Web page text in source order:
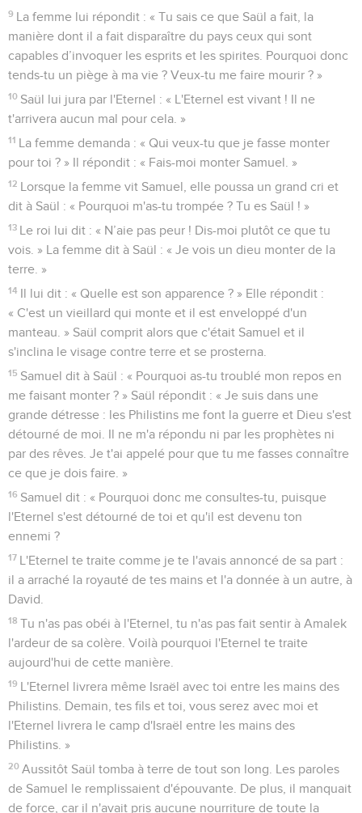
9 La femme lui répondit : « Tu sais ce que Saül a fait, la
manière dont il a fait disparaître du pays ceux qui sont
capables d’invoquer les esprits et les spirites. Pourquoi donc
tends-tu un piège à ma vie ? Veux-tu me faire mourir ? »
10 Saül lui jura par l'Eternel : « L'Eternel est vivant ! Il ne
t'arrivera aucun mal pour cela. »
11 La femme demanda : « Qui veux-tu que je fasse monter
pour toi ? » Il répondit : « Fais-moi monter Samuel. »
12 Lorsque la femme vit Samuel, elle poussa un grand cri et
dit à Saül : « Pourquoi m'as-tu trompée ? Tu es Saül ! »
13 Le roi lui dit : « N’aie pas peur ! Dis-moi plutôt ce que tu
vois. » La femme dit à Saül : « Je vois un dieu monter de la
terre. »
14 Il lui dit : « Quelle est son apparence ? » Elle répondit :
« C'est un vieillard qui monte et il est enveloppé d'un
manteau. » Saül comprit alors que c'était Samuel et il
s'inclina le visage contre terre et se prosterna.
15 Samuel dit à Saül : « Pourquoi as-tu troublé mon repos en
me faisant monter ? » Saül répondit : « Je suis dans une
grande détresse : les Philistins me font la guerre et Dieu s'est
détourné de moi. Il ne m'a répondu ni par les prophètes ni
par des rêves. Je t'ai appelé pour que tu me fasses connaître
ce que je dois faire. »
16 Samuel dit : « Pourquoi donc me consultes-tu, puisque
l'Eternel s'est détourné de toi et qu'il est devenu ton
ennemi ?
17 L'Eternel te traite comme je te l'avais annoncé de sa part :
il a arraché la royauté de tes mains et l'a donnée à un autre, à
David.
18 Tu n'as pas obéi à l'Eternel, tu n'as pas fait sentir à Amalek
l'ardeur de sa colère. Voilà pourquoi l'Eternel te traite
aujourd'hui de cette manière.
19 L'Eternel livrera même Israël avec toi entre les mains des
Philistins. Demain, tes fils et toi, vous serez avec moi et
l'Eternel livrera le camp d'Israël entre les mains des
Philistins. »
20 Aussitôt Saül tomba à terre de tout son long. Les paroles
de Samuel le remplissaient d'épouvante. De plus, il manquait
de force, car il n'avait pris aucune nourriture de toute la